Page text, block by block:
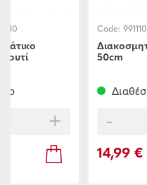
10
+
Code: 991110
50cm
-
14,99 €